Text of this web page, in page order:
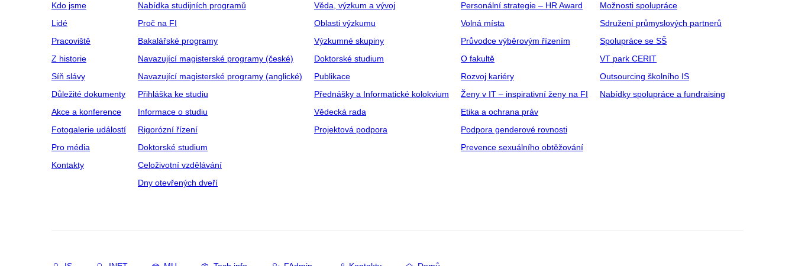
Kdo jsme
Lidé
Pracoviště
Z historie
Síň slávy
Důležité dokumenty
Akce a konference
Fotogalerie událostí
Pro média
Kontakty
Nabídka studijních programů
Proč na FI
Bakalářské programy
Navazující magisterské programy (české)
Navazující magisterské programy (anglické)
Přihláška ke studiu
Informace o studiu
Rigorózní řízení
Doktorské studium
Celoživotní vzdělávání
Dny otevřených dveří
Věda, výzkum a vývoj
Oblasti výzkumu
Výzkumné skupiny
Doktorské studium
Publikace
Přednášky a Informatické kolokvium
Vědecká rada
Projektová podpora
Personální strategie – HR Award
Volná místa
Průvodce výběrovým řízením
O fakultě
Rozvoj kariéry
Ženy v IT – inspirativní ženy na FI
Etika a ochrana práv
Podpora genderové rovnosti
Prevence sexuálního obtěžování
Možnosti spolupráce
Sdružení průmyslových partnerů
Spolupráce se SŠ
VT park CERIT
Outsourcing školního IS
Nabídky spolupráce a fundraising